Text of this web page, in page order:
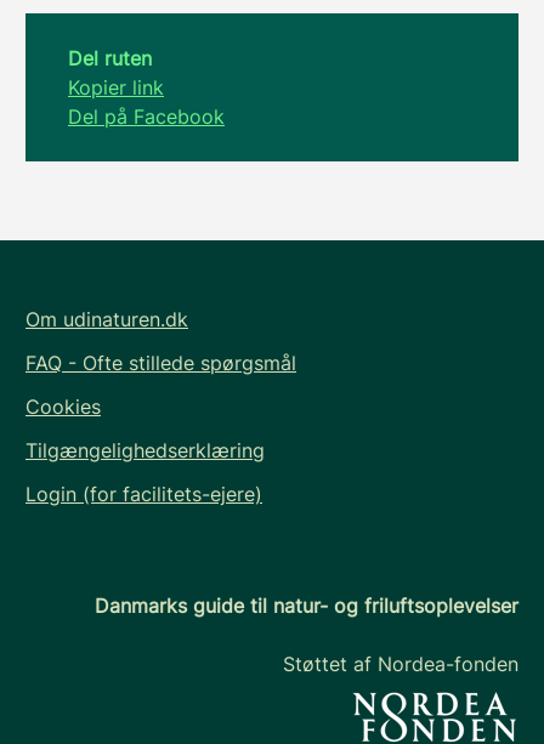
Del ruten
Kopier link
Del på Facebook
Om udinaturen.dk
FAQ - Ofte stillede spørgsmål
Cookies
Tilgængelighedserklæring
Login (for facilitets-ejere)
Danmarks guide til natur- og friluftsoplevelser
Støttet af Nordea-fonden